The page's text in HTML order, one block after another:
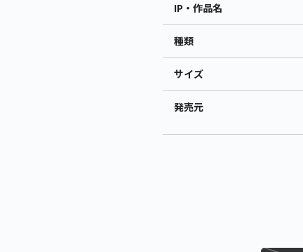
IP・作品名
種類
サイズ
発売元